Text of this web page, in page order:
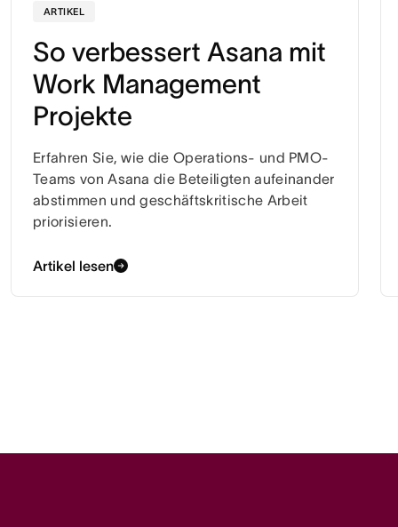
ARTIKEL
So verbessert Asana mit
Work Management
Projekte
Erfahren Sie, wie die Operations- und PMO-
Teams von Asana die Beteiligten aufeinander
abstimmen und geschäftskritische Arbeit
priorisieren.
Artikel lesen